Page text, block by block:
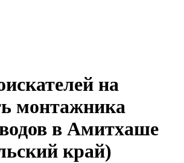
на
монтажника
в Амитхаше
край)